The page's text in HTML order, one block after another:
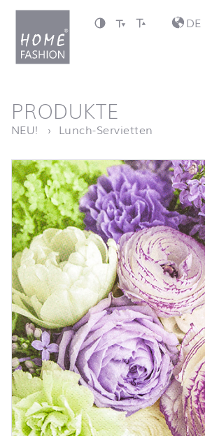
Zum Inhalt springen
DE
Startseite
PRODUKTE
NEU! Lunch-Servietten